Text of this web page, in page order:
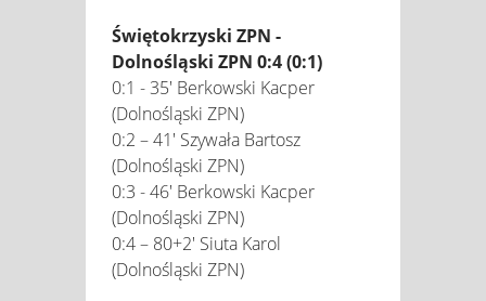
Świętokrzyski ZPN -
Dolnośląski ZPN 0:4 (0:1)
0:1 - 35' Berkowski Kacper
(Dolnośląski ZPN)
0:2 – 41' Szywała Bartosz
(Dolnośląski ZPN)
0:3 - 46' Berkowski Kacper
(Dolnośląski ZPN)
0:4 – 80+2' Siuta Karol
(Dolnośląski ZPN)